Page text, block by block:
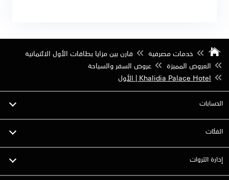
خدمات مصرفية
قارن بين مزايا بطاقات الأول الائتمانية
العروض المميزة
عروض السفر والسياحة
Khalidia Palace Hotel | الأول
الحسابات
الفئات
إدارة الثروات